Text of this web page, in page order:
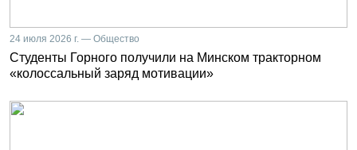
24 июля 2026 г. — Общество
Студенты Горного получили на Минском тракторном
«колоссальный заряд мотивации»